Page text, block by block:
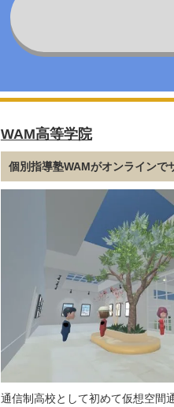
WAM高等学院
個別指導塾WAMがオンラインで
通信制高校として初めて仮想空間